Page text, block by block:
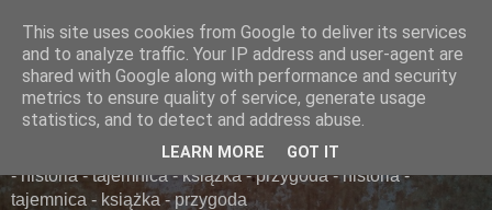
......... ZAPOMNIANA
BIBLIOTEKA ........
książka - przygoda - historia - tajemnica - książka - przygoda
- historia - tajemnica - książka - przygoda - historia -
tajemnica - książka - przygoda
This site uses cookies from Google to deliver its services
and to analyze traffic. Your IP address and user-agent are
shared with Google along with performance and security
metrics to ensure quality of service, generate usage
statistics, and to detect and address abuse.
LEARN MORE GOT IT